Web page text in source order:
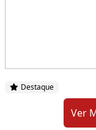
Destaque
Ver